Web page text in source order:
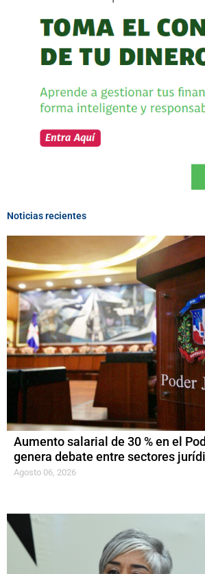
Noticias recientes
Aumento salarial de 30 % en el
genera debate entre sectores
Agosto 06, 2026